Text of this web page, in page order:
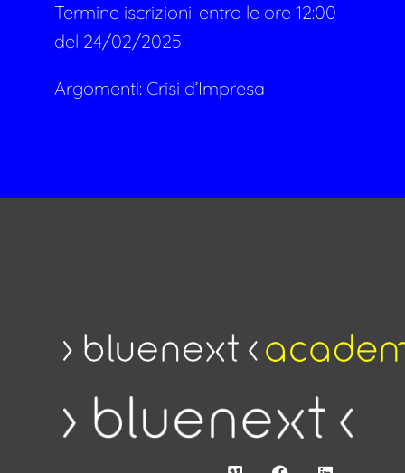
Termine iscrizioni: entro le ore 12:00
del 24/02/2025
Argomenti: Crisi d’Impresa